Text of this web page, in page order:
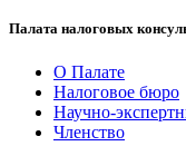
Палата налоговых
О Палате
Налоговое бюро
Научно-
Членство